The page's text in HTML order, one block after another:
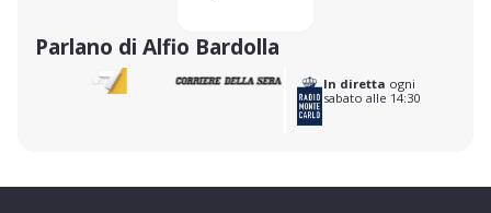
Parlano di Alfio Bardolla
In diretta ogni
sabato alle 14:30